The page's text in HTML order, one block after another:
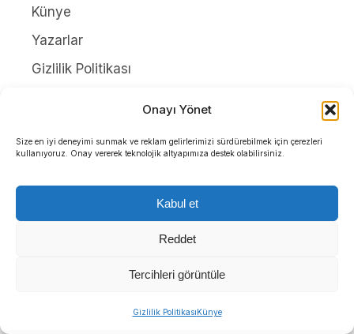
Onayı Yönet
Size en iyi deneyimi sunmak ve reklam gelirlerimizi sürdürebilmek için çerezleri
kullanıyoruz. Onay vererek teknolojik altyapımıza destek olabilirsiniz.
Kabul et
Reddet
Tercihleri görüntüle
Gizlilik PolitikasıKünye
Künye
Yazarlar
Gizlilik Politikası
Tüm Hakları Saklıdır. |WordPress Haber Teması